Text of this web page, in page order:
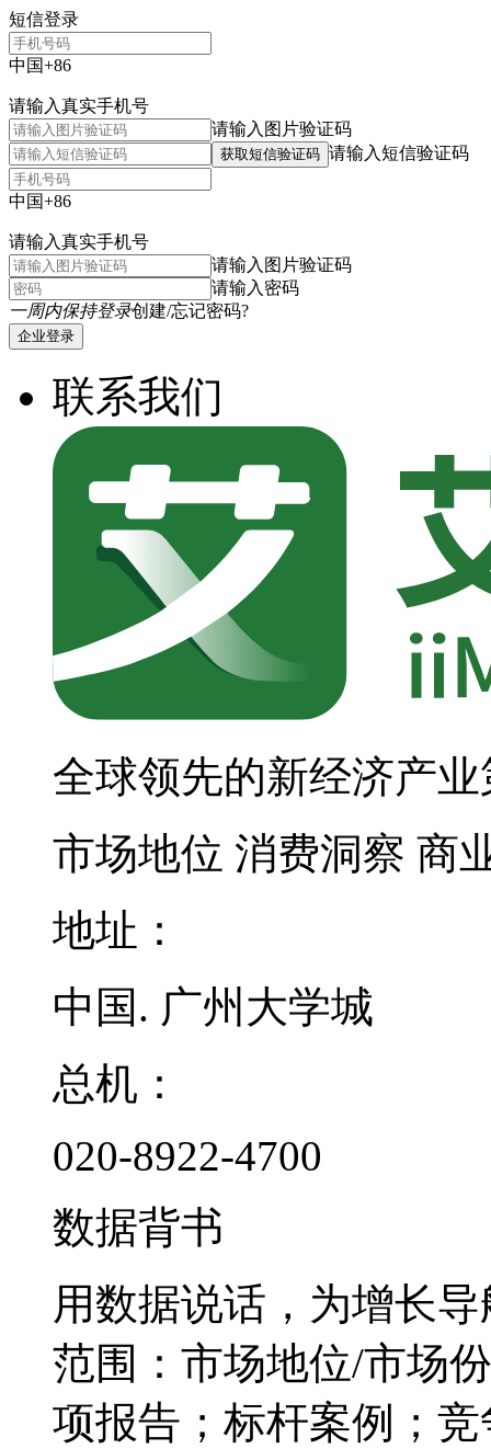
短信登录
中国+86
请输入真实手机号
请输入图片验证码
获取短信验证码 请输入短信验证码
中国+86
请输入真实手机号
请输入图片验证码
请输入密码
一周内保持登录创建/忘记密码?
企业登录
联系我们
全球领先的新经济产
市场地位 消费洞察 商
地址：
中国. 广州大学城
总机：
020-8922-4700
数据背书
用数据说话，为增长导
范围：市场地位/市场
项报告；标杆案例；